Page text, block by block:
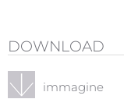
DOWNLOAD
immagine